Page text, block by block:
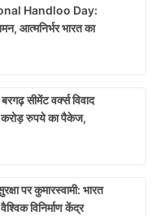
Handloo Day:
आत्मनिर्भर भारत का
सीमेंट वर्क्स विवाद
रुपये का पैकेज,
पर कुमारस्वामी: भारत
विनिर्माण केंद्र